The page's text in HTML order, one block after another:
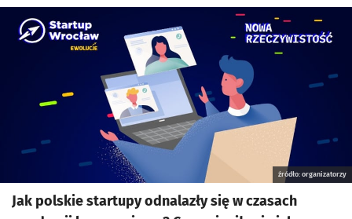
Kliknij, aby powiększyć
źródło: organizatorzy
Jak polskie startupy odnalazły się w czasach